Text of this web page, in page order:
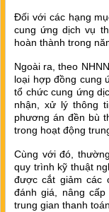
Đối với các hạng
cung ứng dịch vụ
hoàn thành trong
Ngoài ra, theo
loại hợp đồng cung
tổ chức cung ứng
nhận, xử lý thông
phương án đền bù
trong hoạt động
Cùng với đó,
quy trình kỹ thuật
được cắt giảm các
đánh giá, nâng
trung gian thanh